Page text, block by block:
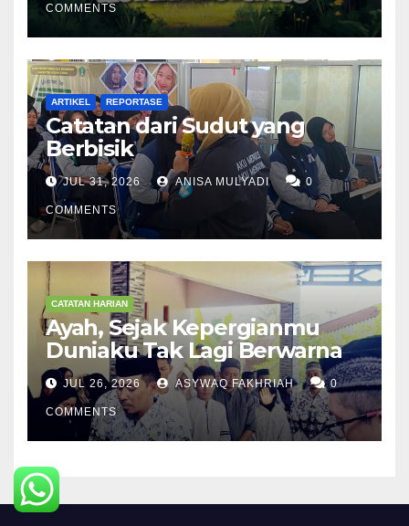
COMMENTS
ARTIKEL REPORTASE
Catatan dari Sudut yang
Berbisik
JUL 31, 2026 ANISA MULYADI 0
COMMENTS
CATATAN HARIAN
Ayah, Sejak Kepergianmu
Duniaku Tak Lagi Berwarna
JUL 26, 2026 ASYWAQ FAKHRIAH 0
COMMENTS